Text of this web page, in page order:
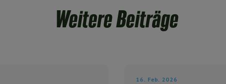
Weitere Beiträge
16. Feb. 2026